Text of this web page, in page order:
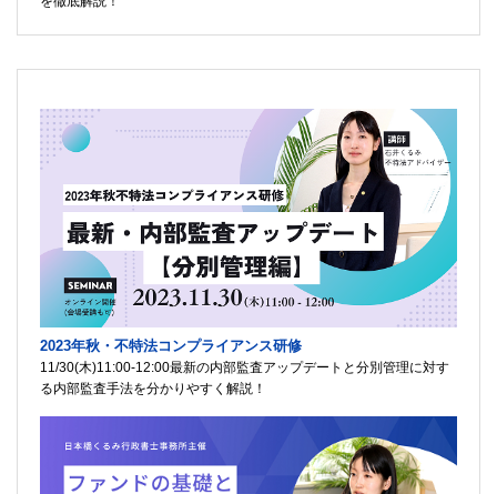
2023年秋・不特法コンプライアンス研修
11/30(木)11:00-12:00最新の内部監査アップデートと分別管理に対す
る内部監査手法を分かりやすく解説！